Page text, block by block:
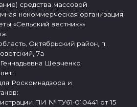
средства массовой
некоммерческая организация
«Сельский вестник»»
Октябрьский район, п.
7а
Шевченко
Роскомнадзора и
ПИ № ТУ61-010441 от 15